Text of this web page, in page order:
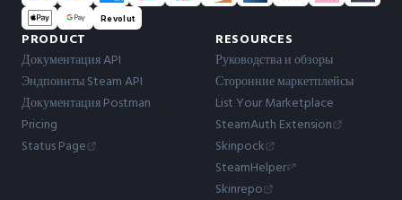
Revolut
PRODUCT
Документация API
Эндпоинты Steam API
Документация Postman
Pricing
Status Page
RESOURCES
Руководства и обзоры
Сторонние маркетплейсы
List Your Marketplace
SteamAuth Extension
Skinpock
SteamHelper
Skinrepo